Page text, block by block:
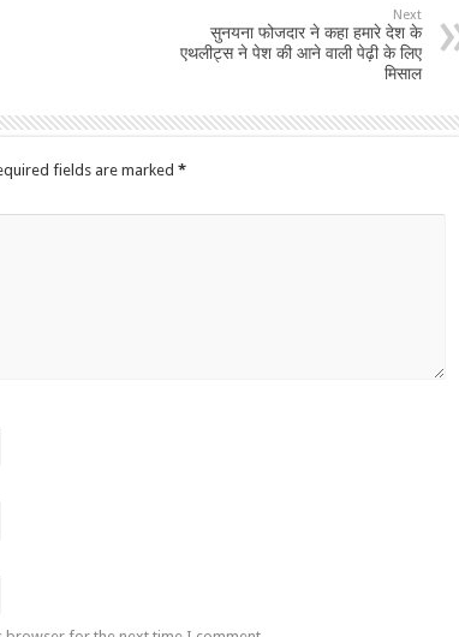
Next
सुनयना फोजदार ने कहा हमारे देश के
एथलीट्स ने पेश की आने वाली पेढ़ी के लिए
मिसाल
fields are marked *